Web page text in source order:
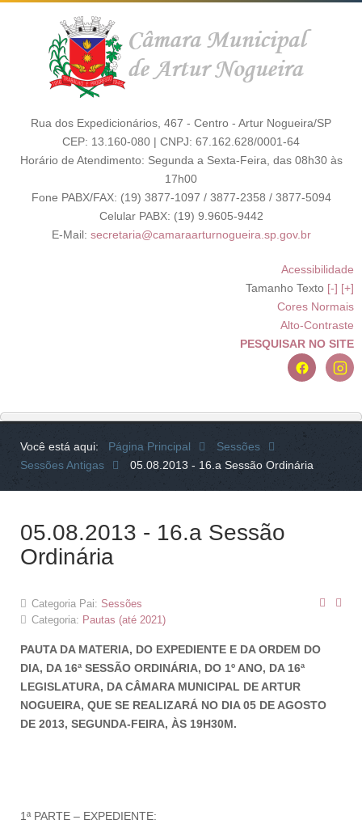
Rua dos Expedicionários, 467 - Centro - Artur Nogueira/SP
CEP: 13.160-080 | CNPJ: 67.162.628/0001-64
Horário de Atendimento: Segunda a Sexta-Feira, das 08h30 às
17h00
Fone PABX/FAX: (19) 3877-1097 / 3877-2358 / 3877-5094
Celular PABX: (19) 9.9605-9442
E-Mail: secretaria@camaraarturnogueira.sp.gov.br
Acessibilidade
Tamanho Texto [-] [+]
Cores Normais
Alto-Contraste
PESQUISAR NO SITE
Você está aqui: Página Principal
Sessões
Sessões Antigas
05.08.2013 - 16.a Sessão Ordinária
05.08.2013 - 16.a Sessão
Ordinária
Categoria Pai: Sessões
Categoria: Pautas (até 2021)
PAUTA DA MATERIA, DO EXPEDIENTE E DA ORDEM DO
DIA, DA 16ª SESSÃO ORDINÁRIA, DO 1º ANO, DA 16ª
LEGISLATURA, DA CÂMARA MUNICIPAL DE ARTUR
NOGUEIRA, QUE SE REALIZARÁ NO DIA 05 DE AGOSTO
DE 2013, SEGUNDA-FEIRA, ÀS 19H30M.
1ª PARTE – EXPEDIENTE: